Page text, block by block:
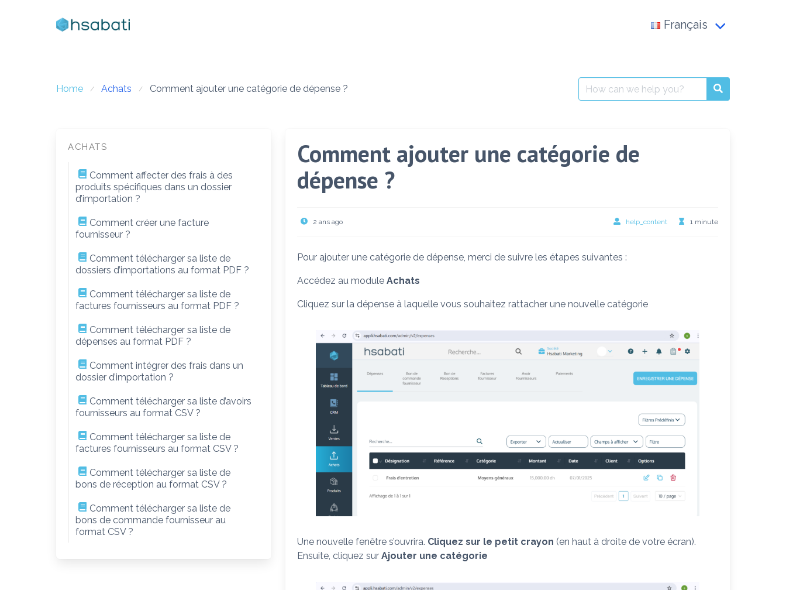
Français
العربية
English
Home Achats Comment ajouter une catégorie de dépense ?
Search
for:
ACHATS
Comment affecter des frais à des
produits spécifiques dans un dossier
d’importation ?
Comment créer une facture
fournisseur ?
Comment télécharger sa liste de
dossiers d’importations au format PDF ?
Comment télécharger sa liste de
factures fournisseurs au format PDF ?
Comment télécharger sa liste de
dépenses au format PDF ?
Comment intégrer des frais dans un
dossier d’importation ?
Comment télécharger sa liste d’avoirs
fournisseurs au format CSV ?
Comment télécharger sa liste de
factures fournisseurs au format CSV ?
Comment télécharger sa liste de
bons de réception au format CSV ?
Comment télécharger sa liste de
bons de commande fournisseur au
format CSV ?
Comment ajouter une catégorie de
dépense ?
2 ans ago help_content 1 minute
Pour ajouter une catégorie de dépense, merci de suivre les étapes suivantes :
Accédez au moduleAchats
Cliquez sur la dépense à laquelle vous souhaitez rattacher une nouvelle catégorie
Une nouvelle fenêtre s’ouvrira. Cliquez sur le petit crayon (en haut à droite de votre écran).
Ensuite, cliquez surAjouter une catégorie